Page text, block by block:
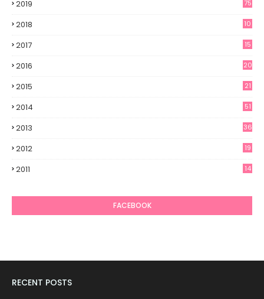
2019 75
2018 10
2017 15
2016 20
2015 21
2014 51
2013 36
2012
19
2011
14
FACEBOOK
RECENT POSTS